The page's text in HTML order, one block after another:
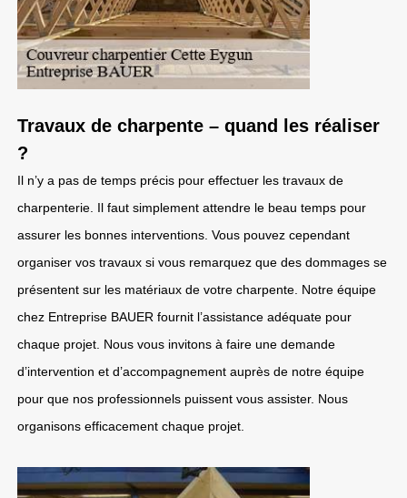
Travaux de charpente – quand les réaliser
?
Il n’y a pas de temps précis pour effectuer les travaux de
charpenterie. Il faut simplement attendre le beau temps pour
assurer les bonnes interventions. Vous pouvez cependant
organiser vos travaux si vous remarquez que des dommages se
présentent sur les matériaux de votre charpente. Notre équipe
chez Entreprise BAUER fournit l’assistance adéquate pour
chaque projet. Nous vous invitons à faire une demande
d’intervention et d’accompagnement auprès de notre équipe
pour que nos professionnels puissent vous assister. Nous
organisons efficacement chaque projet.